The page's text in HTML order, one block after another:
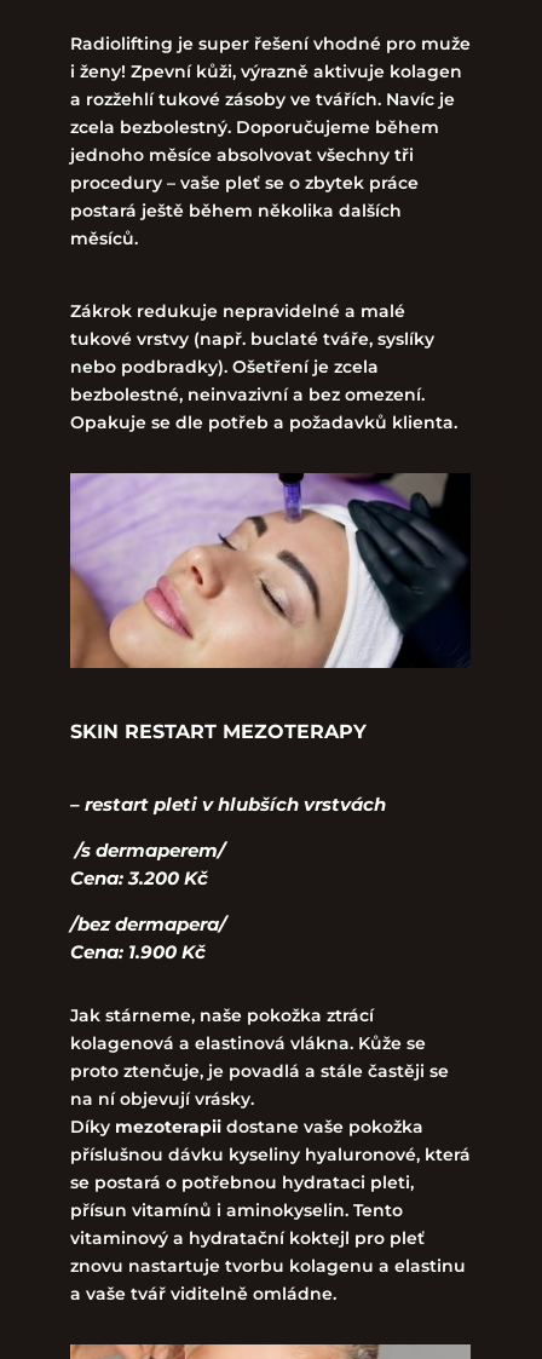
Radiolifting je super řešení vhodné pro muže
i ženy! Zpevní kůži, výrazně aktivuje kolagen
a rozžehlí tukové zásoby ve tvářích. Navíc je
zcela bezbolestný. Doporučujeme během
jednoho měsíce absolvovat všechny tři
procedury – vaše pleť se o zbytek práce
postará ještě během několika dalších
měsíců.
Zákrok redukuje nepravidelné a malé
tukové vrstvy (např. buclaté tváře, syslíky
nebo podbradky). Ošetření je zcela
bezbolestné, neinvazivní a bez omezení.
Opakuje se dle potřeb a požadavků klienta.
SKIN RESTART MEZOTERAPY
– restart pleti v hlubších vrstvách
/s dermaperem/
Cena: 3.200 Kč
/bez dermapera/
Cena: 1.900 Kč
Jak stárneme, naše pokožka ztrácí
kolagenová a elastinová vlákna. Kůže se
proto ztenčuje, je povadlá a stále častěji se
na ní objevují vrásky.
Díky mezoterapii dostane vaše pokožka
příslušnou dávku kyseliny hyaluronové,která
se postará o potřebnou hydrataci pleti,
přísun vitamínů i aminokyselin. Tento
vitaminový a hydratační koktejl pro pleť
znovu nastartuje tvorbu kolagenu a elastinu
a vaše tvář viditelně omládne.